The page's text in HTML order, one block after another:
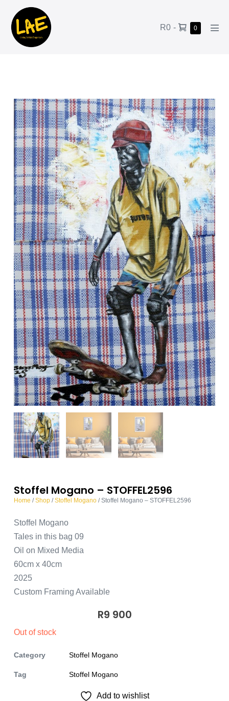
R0 - 0
Stoffel Mogano – STOFFEL2596
Home /Shop/Stoffel Mogano/ Stoffel Mogano – STOFFEL2596
Stoffel Mogano
Tales in this bag 09
Oil on Mixed Media
60cm x 40cm
2025
Custom Framing Available
R9 900
Out of stock
Category Stoffel Mogano
Tag Stoffel Mogano
Add to wishlist